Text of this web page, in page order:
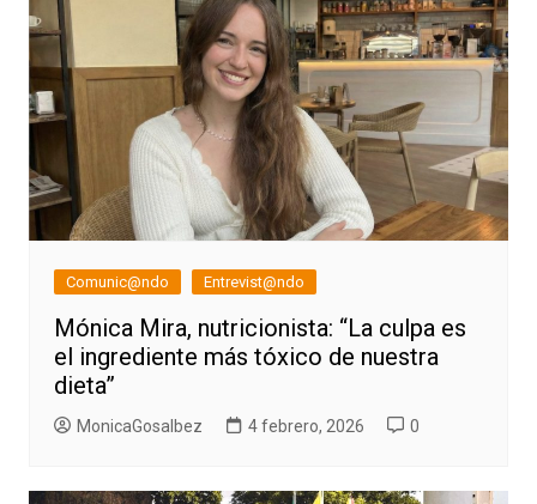
Comunic@ndo Entrevist@ndo
Mónica Mira, nutricionista: “La culpa es
el ingrediente más tóxico de nuestra
dieta”
MonicaGosalbez 4 febrero, 2026 0